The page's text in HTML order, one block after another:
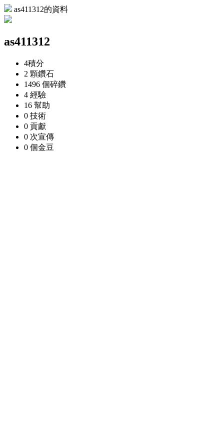
as411312的資料
as411312
4積分
2 顆鑽石
1496 個碎鑽
4 經驗
16 幫助
0 技術
0 貢獻
0 次宣傳
0 個金豆